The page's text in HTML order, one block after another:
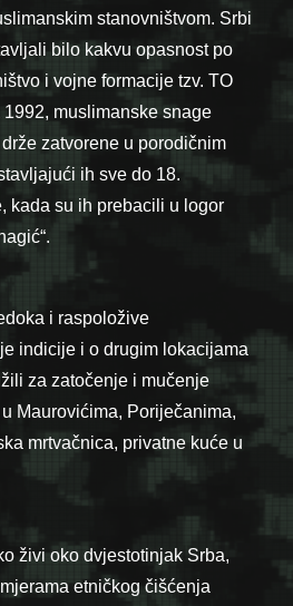
stanovništvom. Srbi
bilo kakvu opasnost po
i vojne formacije tzv. TO
muslimanske snage
zatvorene u porodičnim
ih sve do 18.
kada su ih prebacili u logor
i raspoložive
indicije i o drugim lokacijama
za zatočenje i mučenje
Maurovićima, Poriječanima,
mrtvačnica, privatne kuće u
živi oko dvjestotinjak Srba,
etničkog čišćenja